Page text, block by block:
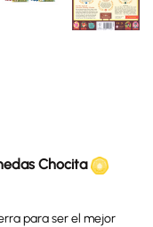
Chocita
para ser el mejor